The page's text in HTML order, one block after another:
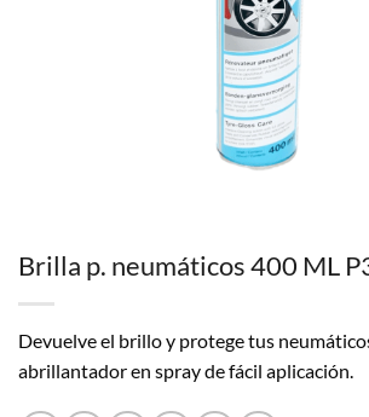
Brilla p. neumáticos 400 ML
Devuelve el brillo y protege tus
abrillantador en spray de fácil aplicación.